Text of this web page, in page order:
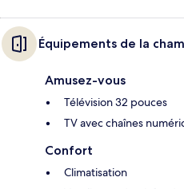
Équipements de la
Amusez-vous
Télévision 32 pouces
TV avec chaînes
Confort
Climatisation